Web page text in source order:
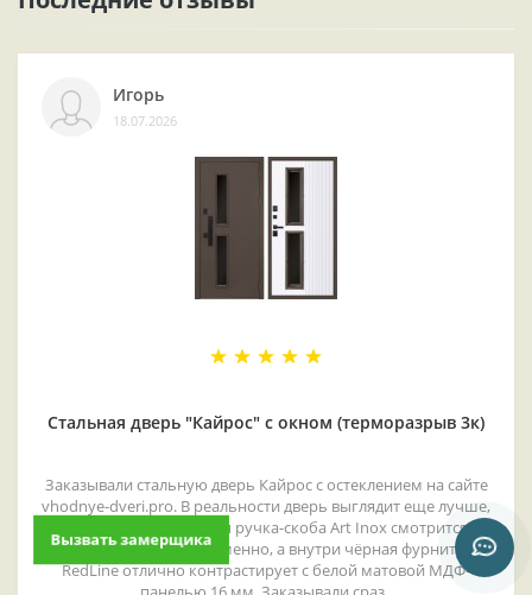
Игорь
18.07.2026
Стальная дверь "Кайрос" с окном (терморазрыв 3к)
Заказывали стальную дверь Кайрос с остеклением на сайте
vhodnye-dveri.pro. В реальности дверь выглядит еще лучше,
чем на фото! Внешняя ручка-скоба Art Inox смотрится
очень стильно и современно, а внутри чёрная фурнитура
RedLine отлично контрастирует с белой матовой МДФ-
Вызвать замерщика